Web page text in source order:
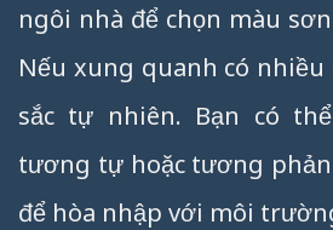
ngôi nhà để chọn màu
Nếu xung quanh có nhiều
sắc tự nhiên. Bạn có
tương tự hoặc tương
để hòa nhập với môi